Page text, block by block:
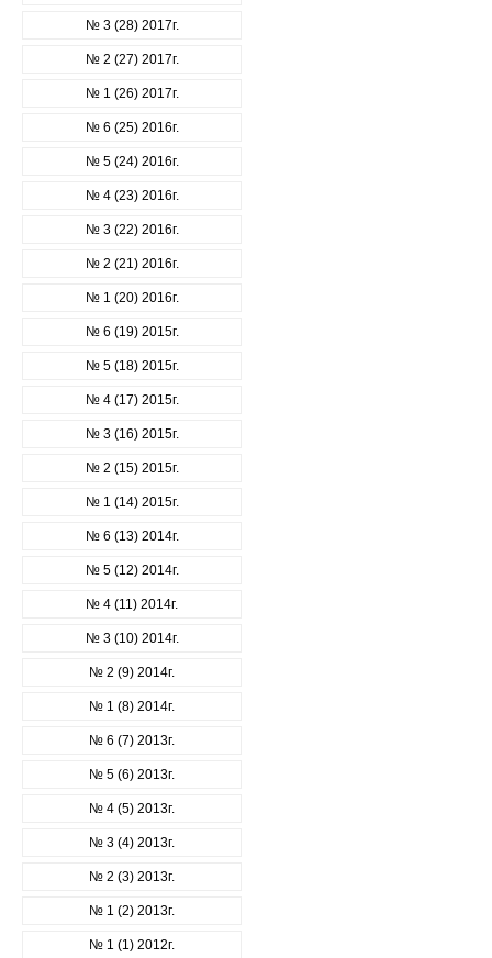
№ 3 (28) 2017г.
№ 2 (27) 2017г.
№ 1 (26) 2017г.
№ 6 (25) 2016г.
№ 5 (24) 2016г.
№ 4 (23) 2016г.
№ 3 (22) 2016г.
№ 2 (21) 2016г.
№ 1 (20) 2016г.
№ 6 (19) 2015г.
№ 5 (18) 2015г.
№ 4 (17) 2015г.
№ 3 (16) 2015г.
№ 2 (15) 2015г.
№ 1 (14) 2015г.
№ 6 (13) 2014г.
№ 5 (12) 2014г.
№ 4 (11) 2014г.
№ 3 (10) 2014г.
№ 2 (9) 2014г.
№ 1 (8) 2014г.
№ 6 (7) 2013г.
№ 5 (6) 2013г.
№ 4 (5) 2013г.
№ 3 (4) 2013г.
№ 2 (3) 2013г.
№ 1 (2) 2013г.
№ 1 (1) 2012г.